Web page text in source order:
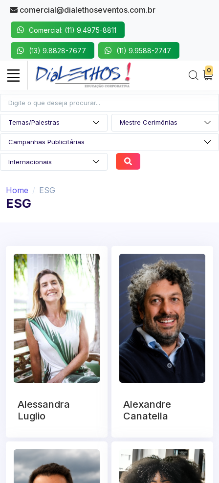
comercial@dialethoseventos.com.br
Comercial: (11) 9.4975-8811
(13) 9.8828-7677 (11) 9.9588-2747
0
Home ESG
ESG
Alessandra
Luglio
Alexandre
Canatella